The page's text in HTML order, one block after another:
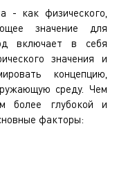
- как физического,
значение для
включает в себя
значения и
концепцию,
среду. Чем
более глубокой и
факторы: